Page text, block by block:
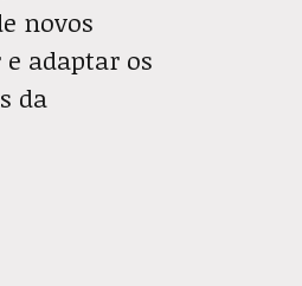
novos
adaptar os
da